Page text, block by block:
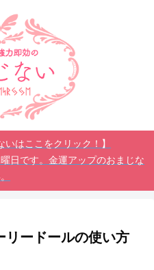
いはここをクリック！】
日です。金運アップのおまじな
リードールの使い方